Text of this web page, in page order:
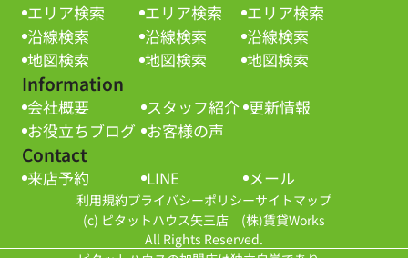
エリア検索
沿線検索
地図検索
エリア検索
沿線検索
地図検索
エリア検索
沿線検索
地図検索
Information
会社概要 スタッフ紹介 更新情報
お役立ちブログ お客様の声
Contact
来店予約 LINE メール
利用規約プライバシーポリシーサイトマップ
(c) ピタットハウス矢三店 (株)賃貸Works
All Rights Reserved.